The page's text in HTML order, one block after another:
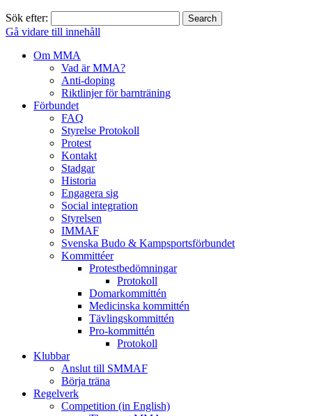
Sök efter:
Gå vidare till innehåll
Om MMA
Vad är MMA?
Anti-doping
Riktlinjer för barnträning
Förbundet
FAQ
Styrelse Protokoll
Protest
Kontakt
Stadgar
Historia
Engagera sig
Social integration
Styrelsen
IMMAF
Svenska Budo & Kampsportsförbundet
Kommittéer
Protestbedömningar
Protokoll
Domarkommittén
Medicinska kommittén
Tävlingskommittén
Pro-kommittén
Protokoll
Klubbar
Anslut till SMMAF
Börja träna
Regelverk
Competition (in English)